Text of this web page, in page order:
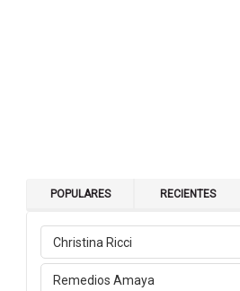
POPULARES RECIENTES
Christina Ricci
Remedios Amaya